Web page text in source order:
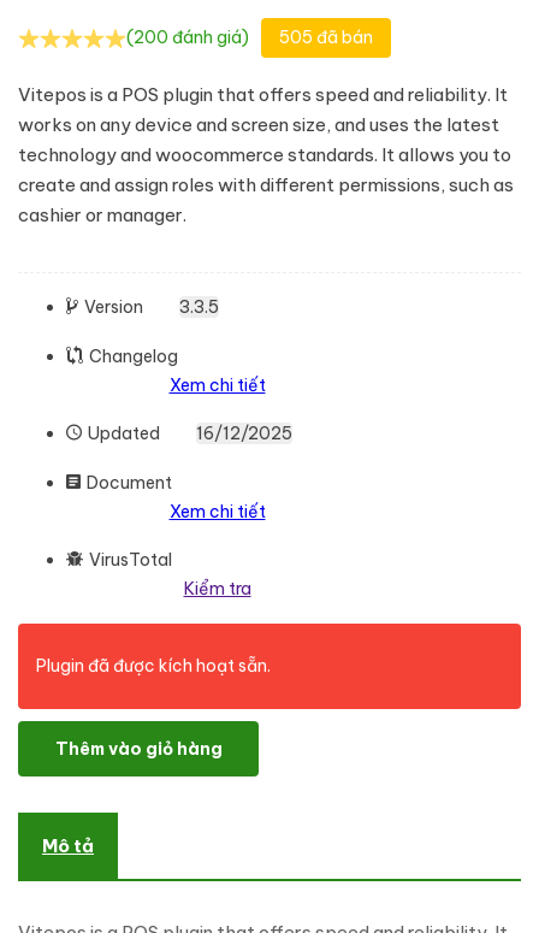
(200 đánh giá) 505 đã bán
Vitepos is a POS plugin that offers speed and reliability. It
works on any device and screen size, and uses the latest
technology and woocommerce standards. It allows you to
create and assign roles with different permissions, such as
cashier or manager.
Version 3.3.5
Changelog
Xem chi tiết
Updated 16/12/2025
Document
Xem chi tiết
VirusTotal
Kiểm tra
Plugin đã được kích hoạt sẵn.
Vitepos Pro số lượng
Thêm vào giỏ hàng
Mô tả